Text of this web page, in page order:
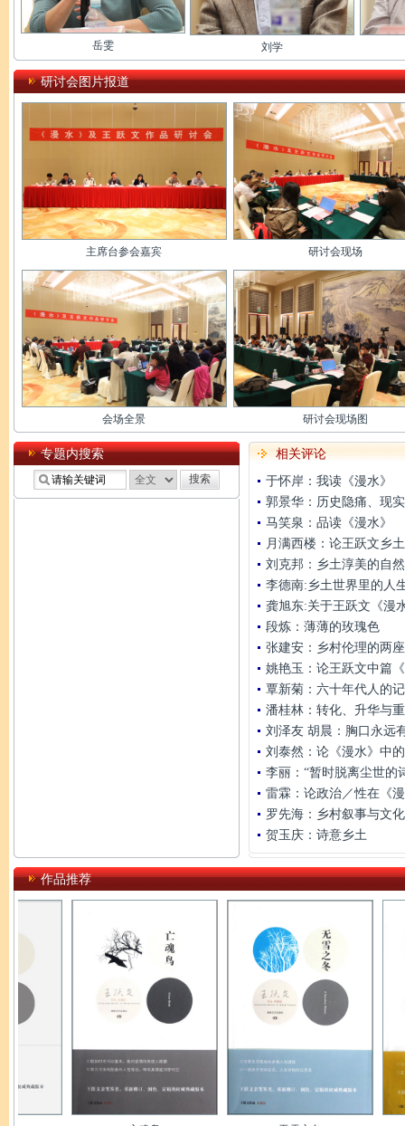
岳雯 刘学
研讨会图片报道
主席台参会嘉宾 研讨会现场
会场全景 研讨会现场图
专题内搜索
相关评论
于怀岸：我读《漫水》
郭景华：历史隐痛、现
马笑泉：品读《漫水》
月满西楼：论王跃文乡
刘克邦：乡土淳美的自
李德南:乡土世界里的人
龚旭东:关于王跃文《漫
段炼：薄薄的玫瑰色
张建安：乡村伦理的两
姚艳玉：论王跃文中篇
覃新菊：六十年代人的
潘桂林：转化、升华与
刘泽友 胡晨：胸口永远
刘泰然：论《漫水》中
李丽：“暂时脱离尘世的
雷霖：论政治／性在《
罗先海：乡村叙事与文
贺玉庆：诗意乡土
作品推荐